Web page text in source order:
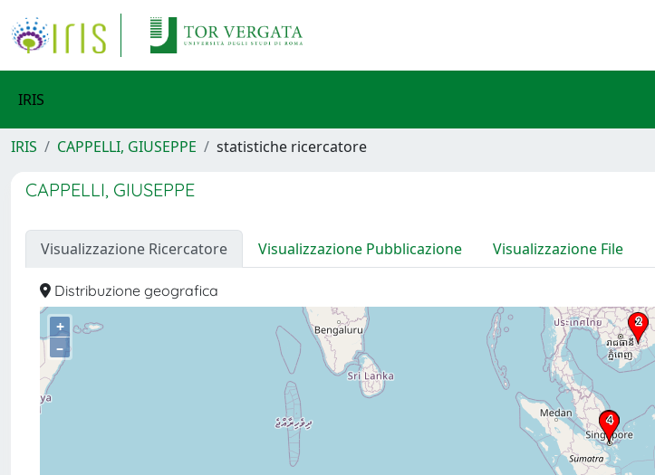
IRIS
IRIS CAPPELLI, GIUSEPPE statistiche ricercatore
CAPPELLI, GIUSEPPE
Visualizzazione Ricercatore Visualizzazione Pubblicazione Visualizzazione File
Distribuzione geografica
+
–